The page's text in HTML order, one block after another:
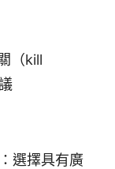
（kill
選擇具有廣